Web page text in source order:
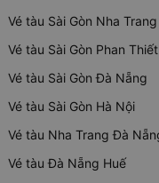
Vé tàu Sài Gòn Nha Trang
Vé tàu Sài Gòn Phan Thiết
Vé tàu Sài Gòn Đà Nẵng
Vé tàu Sài Gòn Hà Nội
Vé tàu Nha Trang Đà
Vé tàu Đà Nẵng Huế